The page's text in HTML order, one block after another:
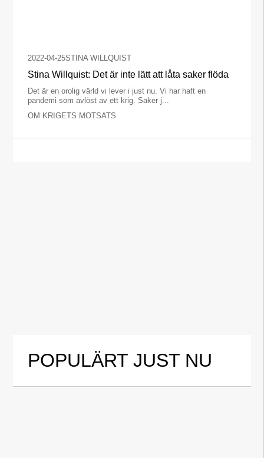
2022-04-25STINA WILLQUIST
Stina Willquist: Det är inte lätt att låta saker flöda
Det är en orolig värld vi lever i just nu. Vi har haft en
pandemi som avlöst av ett krig. Saker j...
OM KRIGETS MOTSATS
POPULÄRT JUST NU